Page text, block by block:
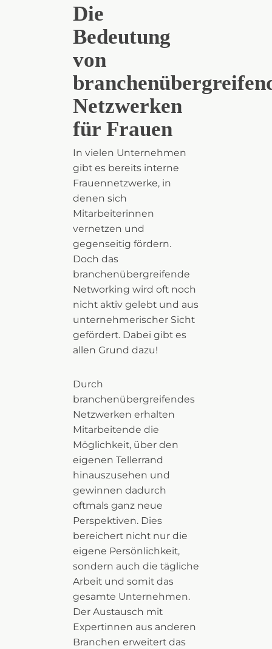
Die
Bedeutung
von
Netzwerken
für Frauen
In vielen Unternehmen
gibt es bereits interne
Frauennetzwerke, in
denen sich
Mitarbeiterinnen
vernetzen und
gegenseitig fördern.
Doch das
branchenübergreifende
Networking wird oft noch
nicht aktiv gelebt und aus
unternehmerischer Sicht
gefördert. Dabei gibt es
allen Grund dazu!
Durch
branchenübergreifendes
Netzwerken erhalten
Mitarbeitende die
Möglichkeit, über den
eigenen Tellerrand
hinauszusehen und
gewinnen dadurch
oftmals ganz neue
Perspektiven. Dies
bereichert nicht nur die
eigene Persönlichkeit,
sondern auch die tägliche
Arbeit und somit das
gesamte Unternehmen.
Der Austausch mit
Expertinnen aus anderen
Branchen erweitert das